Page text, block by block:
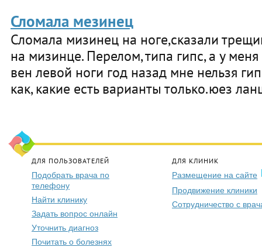
Сломала мезинец
Сломала мизинец на ноге,сказали
на мизинце. Перелом, типа гипс, а у
вен левой ноги год назад мне нельзя
как, какие есть варианты только.юез
ДЛЯ ПОЛЬЗОВАТЕЛЕЙ
Подобрать врача по
телефону
Найти клинику
Задать вопрос онлайн
Уточнить диагноз
Почитать о болезнях
ДЛЯ КЛИНИК
Размещение на сайте
Продвижение клиники
Сотрудничество с